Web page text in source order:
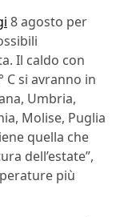
8 agosto per
Il caldo con
C si avranno in
Umbria,
Molise, Puglia
quella che
dell’estate”,
più